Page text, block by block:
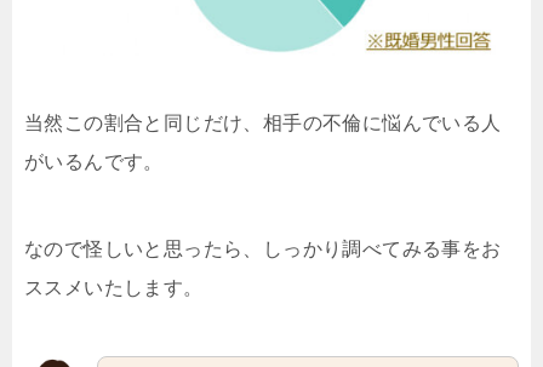
当然この割合と同じだけ、相手の不倫に悩んでいる人
がいるんです。
なので怪しいと思ったら、しっかり調べてみる事をお
ススメいたします。